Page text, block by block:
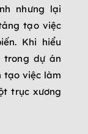
nhưng lại
tạo việc
Khi hiểu
trong dự án
tạo việc làm
trục xương